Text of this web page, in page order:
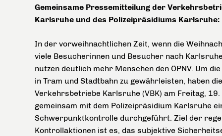
Gemeinsame Pressemitteilung der
Karlsruhe und des Polizeipräsidiums Karlsruhe:
In der vorweihnachtlichen Zeit, wenn die
viele Besucherinnen und Besucher nach
nutzen deutlich mehr Menschen den ÖPNV. Um
in Tram und Stadtbahn zu gewährleisten, haben die
Verkehrsbetriebe Karlsruhe (VBK) am Freitag, 19.
gemeinsam mit dem Polizeipräsidium Karlsruhe
Schwerpunktkontrolle durchgeführt. Ziel der
Kontrollaktionen ist es, das subjektive